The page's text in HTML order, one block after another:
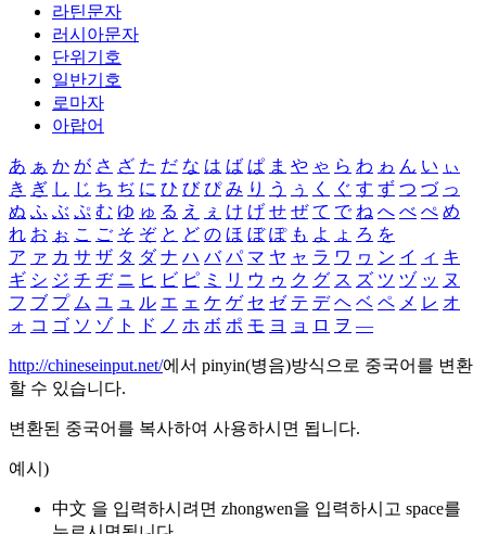
라틴문자
러시아문자
단위기호
일반기호
로마자
아랍어
あ ぁ か が さ ざ た だ な は ば ぱ ま や ゃ ら わ ゎ ん い ぃ
き ぎ し じ ち ぢ に ひ び ぴ み り う ぅ く ぐ す ず つ づ っ
ぬ ふ ぶ ぷ む ゆ ゅ る え ぇ け げ せ ぜ て で ね へ べ ぺ め
れ お ぉ こ ご そ ぞ と ど の ほ ぼ ぽ も よ ょ ろ を
ア ァ カ サ ザ タ ダ ナ ハ バ パ マ ヤ ャ ラ ワ ヮ ン イ ィ キ
ギ シ ジ チ ヂ ニ ヒ ビ ピ ミ リ ウ ゥ ク グ ス ズ ツ ヅ ッ ヌ
フ ブ プ ム ユ ュ ル エ ェ ケ ゲ セ ゼ テ デ ヘ ベ ペ メ レ オ
ォ コ ゴ ソ ゾ ト ド ノ ホ ボ ポ モ ヨ ョ ロ ヲ ―
http://chineseinput.net/에서 pinyin(병음)방식으로 중국어를 변환
할 수 있습니다.
변환된 중국어를 복사하여 사용하시면 됩니다.
예시)
中文 을 입력하시려면 zhongwen을 입력하시고 space를